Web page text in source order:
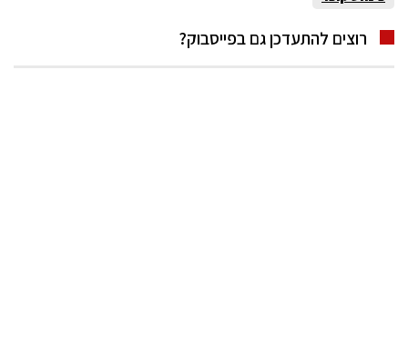
רוצים להתעדכן גם בפייסבוק?